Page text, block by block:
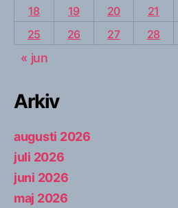
18
19 20 21
25
26 27 28
« jun
Arkiv
augusti 2026
juli 2026
juni 2026
maj 2026